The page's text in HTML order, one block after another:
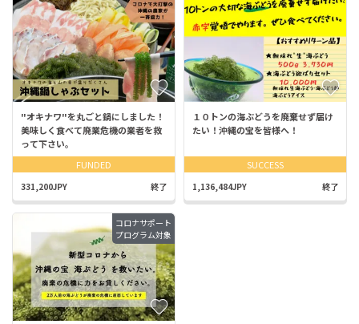
"オキナワ"を丸ごと鍋にしました！
美味しく食べて廃業危機の業者を救
って下さい。
FUNDED
331,200JPY 終了
１０トンの海ぶどうを廃棄せず届け
たい！沖縄の宝を皆様へ！
SUCCESS
1,136,484JPY 終了
コロナサポート
プログラム対象